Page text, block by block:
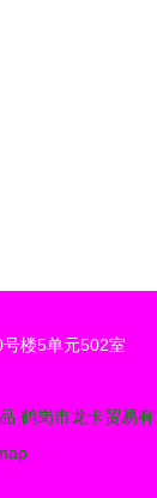
楼5单元502室
鹤岗市龙卡贸易有